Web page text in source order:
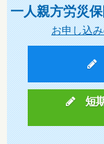
一人親方労災
お申し込
短